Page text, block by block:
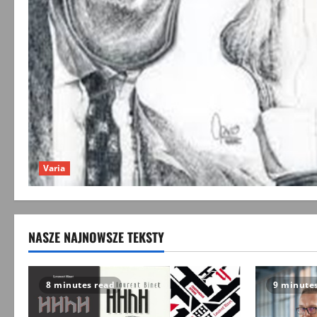
Varia
NASZE NAJNOWSZE TEKSTY
8 minutes read 9